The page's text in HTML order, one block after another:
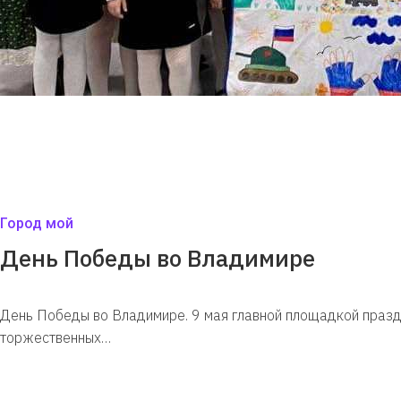
Город мой
День Победы во Владимире
День Победы во Владимире. 9 мая главной площадкой
торжественных…